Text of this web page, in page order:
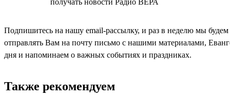
Подпишитесь на нашу email-рассылку, и раз в неделю мы будем
отправлять Вам на почту письмо с нашими материалами,
дня и напоминаем о важных событиях и праздниках.
Также рекомендуем